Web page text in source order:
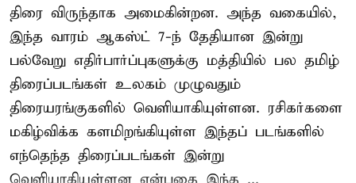
திரை விருந்தாக அமைகின்றன. அந்த வகையில்,
இந்த வாரம் ஆகஸ்ட் 7-ந் தேதியான இன்று
பல்வேறு எதிர்பார்ப்புகளுக்கு மத்தியில் பல தமிழ்
திரைப்படங்கள் உலகம் முழுவதும்
திரையரங்குகளில் வெளியாகியுள்ளன. ரசிகர்களை
மகிழ்விக்க களமிறங்கியுள்ள இந்தப் படங்களில்
எந்தெந்த திரைப்படங்கள் இன்று